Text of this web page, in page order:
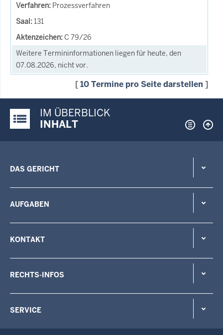
Prozessverfahren
131
C 79/26
Weitere Termininformationen liegen für heute, den
07.08.2026, nicht vor.
[10 Termine pro Seite darstellen ]
Justiz-Portal im Überblick:
IM ÜBERBLICK
INHALT
DAS GERICHT
AUFGABEN
KONTAKT
RECHTS-INFOS
SERVICE